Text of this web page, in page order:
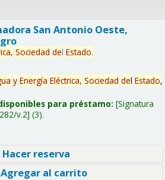
San Antonio Oeste,
Sociedad del Estado.
y Energía Eléctrica, Sociedad del Estado,
para préstamo: Signatura
v.2 (3).
Hacer reserva
al carrito